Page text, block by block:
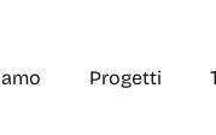
Progetti